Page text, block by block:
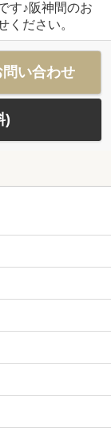
す♪阪神間のお
ください。
問い合わせ
)